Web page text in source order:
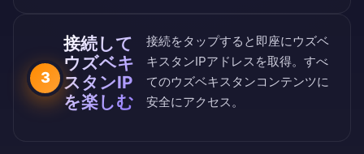
3
接続して
ウズベキ
スタンIP
を楽しむ
接続をタップすると即座にウズベ
キスタンIPアドレスを取得。すべ
てのウズベキスタンコンテンツに
安全にアクセス。